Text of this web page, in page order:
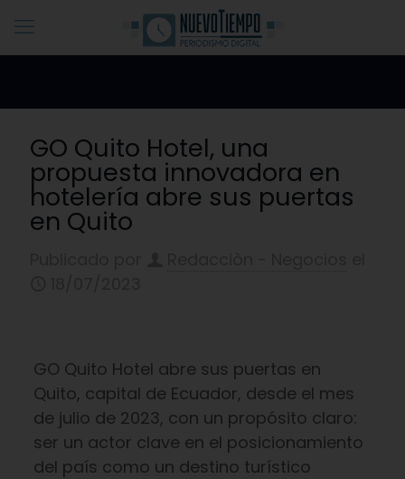
GO Quito Hotel, una
propuesta innovadora en
hotelería abre sus puertas
en Quito
GO Quito Hotel abre sus puertas en
Quito, capital de Ecuador, desde el mes
de julio de 2023, con un propósito claro:
ser un actor clave en el posicionamiento
del país como un destino turístico